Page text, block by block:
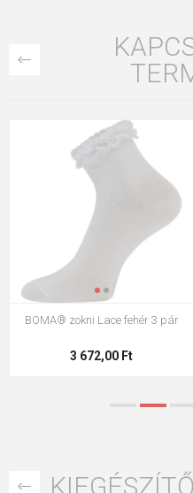
BOMA zokni Donut 3 1 pár
1 428,00 Ft